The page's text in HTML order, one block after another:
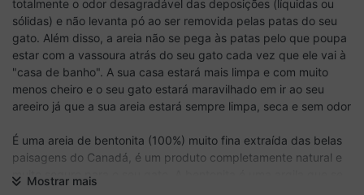
totalmente o odor desagradável das deposições (líquidas ou
sólidas) e não levanta pó ao ser removida pelas patas do seu
gato. Além disso, a areia não se pega às patas pelo que poupa
estar com a vassoura atrás do seu gato cada vez que ele vai à
"casa de banho". A sua casa estará mais limpa e com muito
menos cheiro e o seu gato estará maravilhado em ir ao seu
areeiro já que a sua areia estará sempre limpa, seca e sem odor
É uma areia de bentonita (100%) muito fina extraída das belas
paisagens do Canadá, é um produto completamente natural e
muito seguro para o seu gato. A bentonita é uma argila que se
Mostrar mais